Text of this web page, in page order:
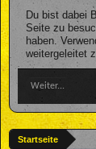
Du bist dabei
Seite zu
haben.
weitergeleitet
Weiter...
Startseite